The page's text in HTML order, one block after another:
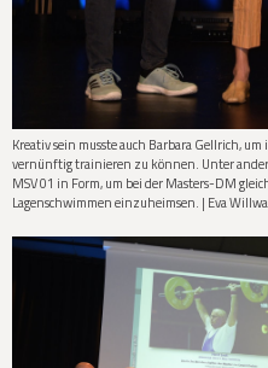
Kreativ sein musste auch Barbara Gellrich,
vernünftig trainieren zu können. Unter
MSV 01 in Form, um bei der Masters-DM
Lagenschwimmen einzuheimsen. | Eva